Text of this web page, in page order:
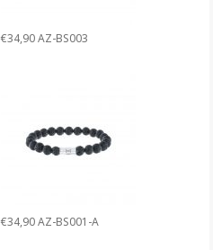
€34,90 AZ-BS003
€34,90 AZ-BS001-A